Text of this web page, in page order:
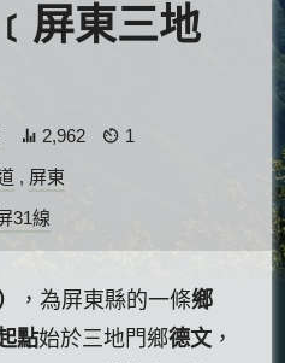
屏東三地
2,962
1
, 屏東
31線
，為屏東縣的一條鄉
點始於三地門鄉德文，